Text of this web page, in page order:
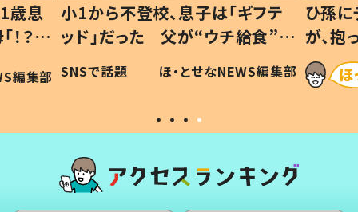
歳息
？」
編集部
小1から不登校、息子は「ギフテ
ッド」だった 父が“ウチ給食”を
作り続ける理由とは #令和の親
#令和の子
SNSで話題 ほ・とせなNEWS編集部
ひ孫
が、
「涙が
い」